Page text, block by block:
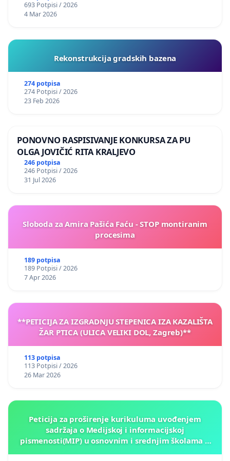
693 Potpisi / 2026
4 Mar 2026
Rekonstrukcija gradskih bazena
274 potpisa
274 Potpisi / 2026
23 Feb 2026
PONOVNO RASPISIVANJE KONKURSA ZA PU
OLGA JOVIČIĆ RITA KRALJEVO
246 potpisa
246 Potpisi / 2026
31 Jul 2026
Sloboda za Amira Pašića Faću - STOP montiranim
procesima
189 potpisa
189 Potpisi / 2026
7 Apr 2026
**PETICIJA ZA IZGRADNJU STEPENICA IZA KAZALIŠTA
ŽAR PTICA (ULICA VELIKI DOL, Zagreb)**
113 potpisa
113 Potpisi / 2026
26 Mar 2026
Peticija za proširenje kurikuluma uvođenjem
sadržaja o Medijskoj i informacijskoj
pismenosti(MIP) u osnovnim i srednjim školama u